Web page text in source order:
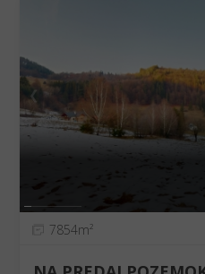
❮
7854m²